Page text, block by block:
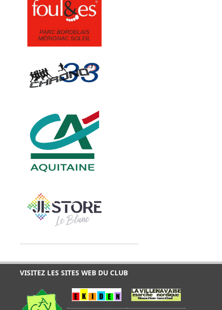
VISITEZ LES SITES WEB DU CLUB